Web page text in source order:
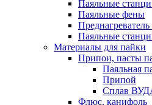
Паяльные
Паяльные фены
Преднагреватель
Паяльные
Материалы для пайки
Припои, пасты
Паяльная
Припой
Сплав
Флюс, канифоль